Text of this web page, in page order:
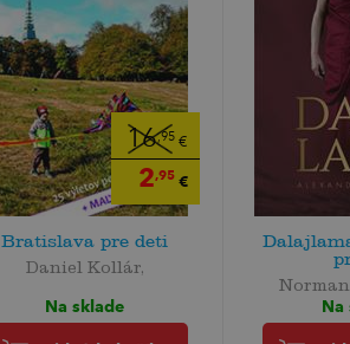
16,95€
2,95€
Bratislava pre deti
Daniel Kollár,
Na sklade Na